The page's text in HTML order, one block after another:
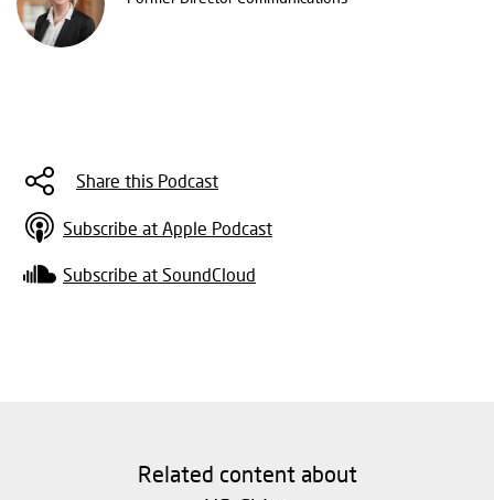
Share this Podcast
Subscribe at Apple Podcast
Subscribe at SoundCloud
Related content about